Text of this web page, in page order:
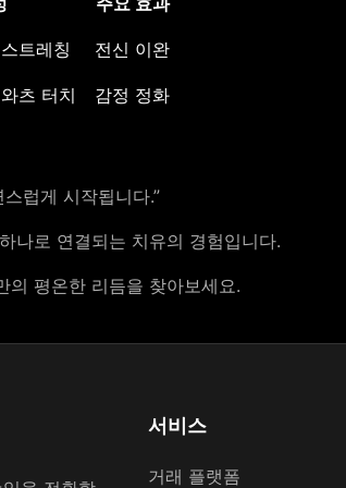
트레칭 전신 이완
츠 터치 감정 정화
럽게 시작됩니다.”
나로 연결되는 치유의 경험입니다.
의 평온한 리듬을 찾아보세요.
서비스
거래 플랫폼